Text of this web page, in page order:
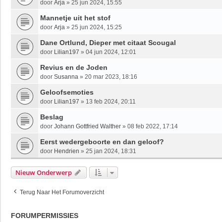
door Arja » 25 jun 2024, 15:55
Mannetje uit het stof
door Arja » 25 jun 2024, 15:25
Dane Ortlund, Dieper met citaat Scougal
door Lilian197 » 04 jun 2024, 12:01
Revius en de Joden
door Susanna » 20 mar 2023, 18:16
Geloofsemoties
door Lilian197 » 13 feb 2024, 20:11
Beslag
door Johann Gottfried Walther » 08 feb 2022, 17:14
Eerst wedergeboorte en dan geloof?
door Hendrien » 25 jan 2024, 18:31
Nieuw Onderwerp
Terug Naar Het Forumoverzicht
FORUMPERMISSIES